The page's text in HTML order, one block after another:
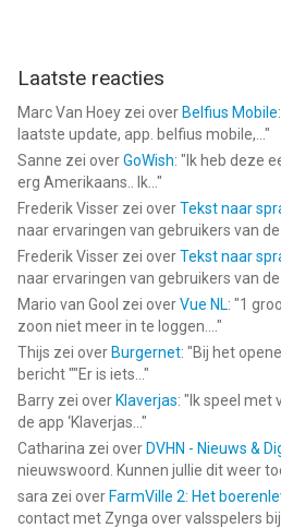
Laatste reacties
Marc Van Hoey zei over Belfius Mobile
laatste update, app. belfius mobile,... "
Sanne zei overGoWish: " Ik heb deze
erg Amerikaans.. Ik... "
Frederik Visser zei overTekst naar
naar ervaringen van gebruikers van de
Frederik Visser zei overTekst naar
naar ervaringen van gebruikers van de
Mario van Gool zei overVue NL: "1
zoon niet meer in te loggen.... "
Thijs zei over Burgernet: "Bij het
bericht ""Er is iets... "
Barry zei over Klaverjas: " Ik speel met
de app ‘Klaverjas... "
Catharina zei over DVHN - Nieuws &
nieuwswoord. Kunnen jullie dit weer
sara zei over FarmVille 2: Het
contact met Zynga over valsspelers bij